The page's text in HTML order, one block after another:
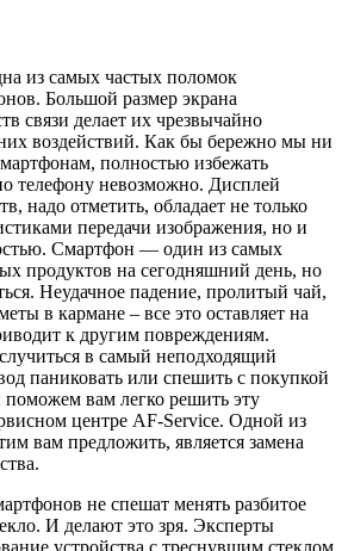
из самых частых поломок
Большой размер экрана
связи делает их чрезвычайно
воздействий. Как бы бережно мы ни
полностью избежать
телефону невозможно. Дисплей
надо отметить, обладает не только
передачи изображения, но и
Смартфон — один из самых
продуктов на сегодняшний день, но
Неудачное падение, пролитый чай,
в кармане – все это оставляет на
к другим повреждениям.
в самый неподходящий
паниковать или спешить с покупкой
вам легко решить эту
центре AF-Service. Одной из
вам предложить, является замена
не спешат менять разбитое
И делают это зря. Эксперты
устройства с треснувшим стеклом